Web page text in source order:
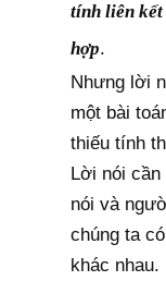
tính liên kết
hợp.
Nhưng lời
một bài
thiếu tính
Lời nói
nói và
chúng ta
khác nhau.